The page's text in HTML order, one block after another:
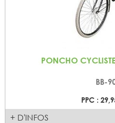
PONCHO
BB-
PPC :
+ D'INFOS